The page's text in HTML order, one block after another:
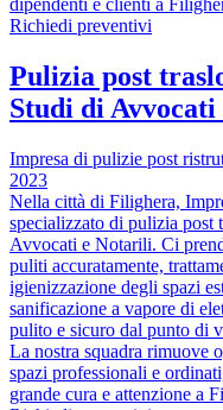
dipendenti e clienti a
Richiedi preventivi
Pulizia post
Studi di
Impresa di pulizie post
2023
Nella città di Filighera,
specializzato di pulizia post
Avvocati e Notarili. Ci
puliti accuratamente,
igienizzazione degli spazi
sanificazione a vapore di
pulito e sicuro dal punto di
La nostra squadra rimuove
spazi professionali e
grande cura e attenzione a